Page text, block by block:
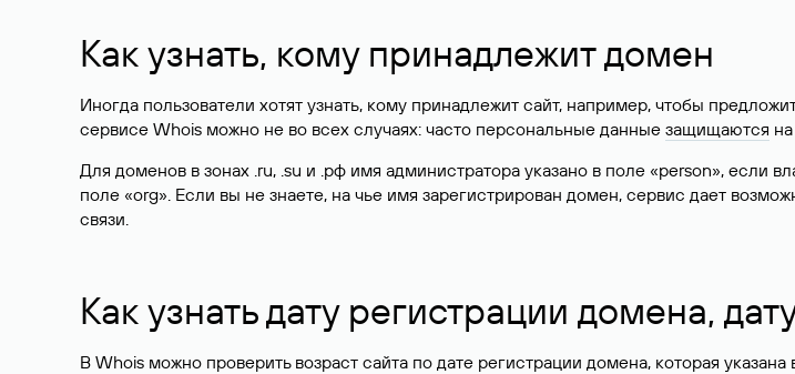
Как узнать, кому принадлежит домен
Иногда пользователи хотят узнать, кому принадлежит сайт, например, чтобы
сервисе Whois можно не во всех случаях: часто персональные данные защищаются
Для доменов в зонах .ru, .su и .рф имя администратора указано в поле «person», если
поле «org». Если вы не знаете, на чье имя зарегистрирован домен, сервис дает
связи.
Как узнать дату регистрации домена,
В Whois можно проверить возраст сайта по дате регистрации домена, которая